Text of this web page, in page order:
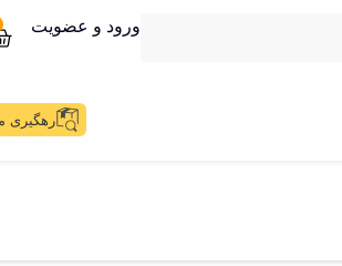
ورود و عضویت
رهگیری